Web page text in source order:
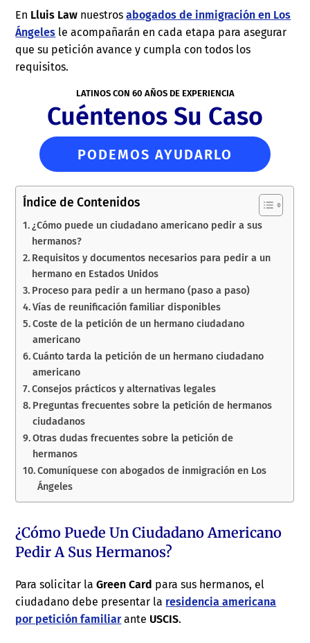
En Lluis Law nuestrosabogados de inmigración en Los
Ángeles le acompañarán en cada etapa para asegurar
que su petición avance y cumpla con todos los
requisitos.
LATINOS CON 60 AÑOS DE EXPERIENCIA
Cuéntenos Su Caso
PODEMOS AYUDARLO
Índice de Contenidos
¿Cómo puede un ciudadano americano pedir a sus
hermanos?
Requisitos y documentos necesarios para pedir a un
hermano en Estados Unidos
Proceso para pedir a un hermano (paso a paso)
Vías de reunificación familiar disponibles
Coste de la petición de un hermano ciudadano
americano
Cuánto tarda la petición de un hermano ciudadano
americano
Consejos prácticos y alternativas legales
Preguntas frecuentes sobre la petición de hermanos
ciudadanos
Otras dudas frecuentes sobre la petición de
hermanos
Comuníquese con abogados de inmigración en Los
Ángeles
¿Cómo Puede Un Ciudadano Americano
Pedir A Sus Hermanos?
Para solicitar laGreen Card para sus hermanos, el
ciudadano debe presentar la residencia americana
por petición familiarante USCIS.